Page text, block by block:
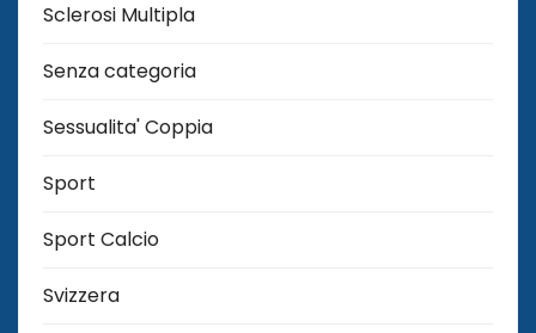
Sclerosi Multipla
Senza categoria
Sessualita' Coppia
Sport
Sport Calcio
Svizzera